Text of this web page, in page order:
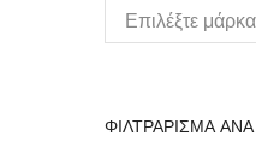
ΦΙΛΤΡΑΡΙΣΜΑ